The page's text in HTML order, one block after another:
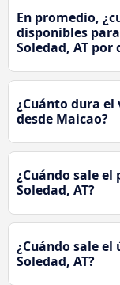
En promedio,
disponibles
Soledad, AT por
¿Cuánto dura el
desde Maicao?
¿Cuándo sale el
Soledad, AT?
¿Cuándo sale
Soledad, AT?